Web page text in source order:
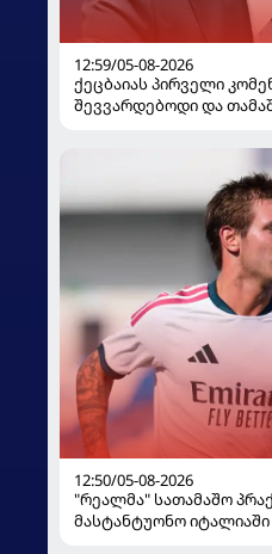
12:59/05-08-2026
ქეცბაიას პირველი
შევვარდებოდი და
12:50/05-08-2026
"რეალმა" სათამაშო
მასტანტუონო